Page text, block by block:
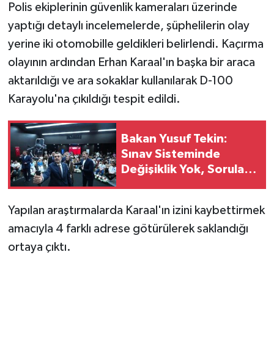
Polis ekiplerinin güvenlik kameraları üzerinde
yaptığı detaylı incelemelerde, şüphelilerin olay
yerine iki otomobille geldikleri belirlendi. Kaçırma
olayının ardından Erhan Karaal'ın başka bir araca
aktarıldığı ve ara sokaklar kullanılarak D-100
Karayolu'na çıkıldığı tespit edildi.
Bakan Yusuf Tekin:
Sınav Sisteminde
Değişiklik Yok, Sorular
Yapılan araştırmalarda Karaal'ın izini kaybettirmek
amacıyla 4 farklı adrese götürülerek saklandığı
ortaya çıktı.